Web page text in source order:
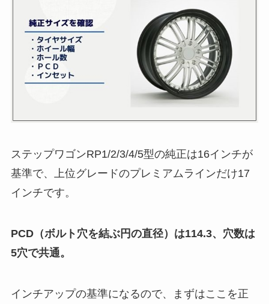
ステップワゴンRP1/2/3/4/5型の純正は16インチが
基準で、上位グレードのプレミアムラインだけ17
インチです。
PCD（ボルト穴を結ぶ円の直径）は114.3、穴数は
5穴で共通。
インチアップの基準になるので、まずはここを正